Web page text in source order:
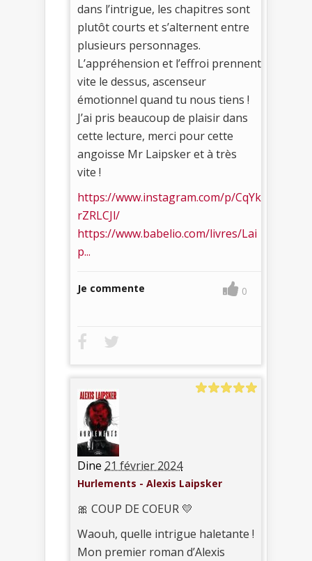
dans l’intrigue, les chapitres sont
plutôt courts et s’alternent entre
plusieurs personnages.
L’appréhension et l’effroi prennent
vite le dessus, ascenseur
émotionnel quand tu nous tiens !
J’ai pris beaucoup de plaisir dans
cette lecture, merci pour cette
angoisse Mr Laipsker et à très
vite !
https://www.instagram.com/p/CqYk
rZRLCJl/
https://www.babelio.com/livres/Lai
p...
Je commente 0
Dine 21 février 2024
Hurlements - Alexis Laipsker
🎀 COUP DE COEUR 💛
Waouh, quelle intrigue haletante !
Mon premier roman d’Alexis